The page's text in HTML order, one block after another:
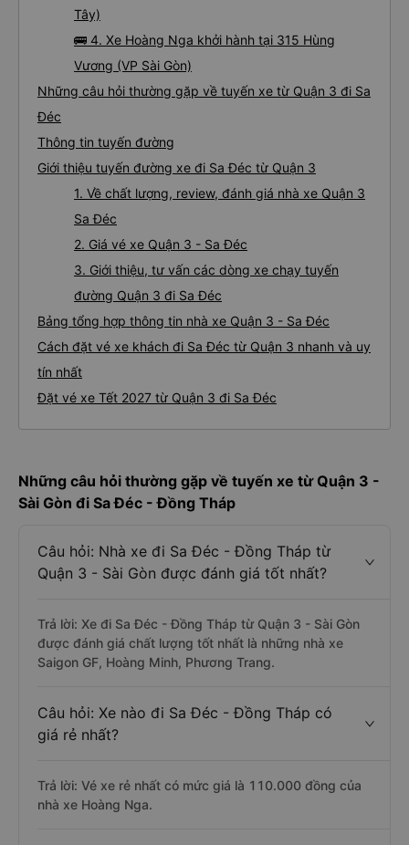
Tây)
🚌 4. Xe Hoàng Nga khởi hành tại 315 Hùng
Vương (VP Sài Gòn)
Những câu hỏi thường gặp về tuyến xe từ Quận 3 đi Sa
Đéc
Thông tin tuyến đường
Giới thiệu tuyến đường xe đi Sa Đéc từ Quận 3
1. Về chất lượng, review, đánh giá nhà xe Quận 3
Sa Đéc
2. Giá vé xe Quận 3 - Sa Đéc
3. Giới thiệu, tư vấn các dòng xe chạy tuyến
đường Quận 3 đi Sa Đéc
Bảng tổng hợp thông tin nhà xe Quận 3 - Sa Đéc
Cách đặt vé xe khách đi Sa Đéc từ Quận 3 nhanh và uy
tín nhất
Đặt vé xe Tết 2027 từ Quận 3 đi Sa Đéc
Những câu hỏi thường gặp về tuyến xe từ Quận 3 -
Sài Gòn đi Sa Đéc - Đồng Tháp
Câu hỏi: Nhà xe đi Sa Đéc - Đồng Tháp từ
Quận 3 - Sài Gòn được đánh giá tốt nhất?
Trả lời: Xe đi Sa Đéc - Đồng Tháp từ Quận 3 - Sài Gòn
được đánh giá chất lượng tốt nhất là những nhà xe
Saigon GF, Hoàng Minh, Phương Trang.
Câu hỏi: Xe nào đi Sa Đéc - Đồng Tháp có
giá rẻ nhất?
Trả lời: Vé xe rẻ nhất có mức giá là 110.000 đồng của
nhà xe Hoàng Nga.